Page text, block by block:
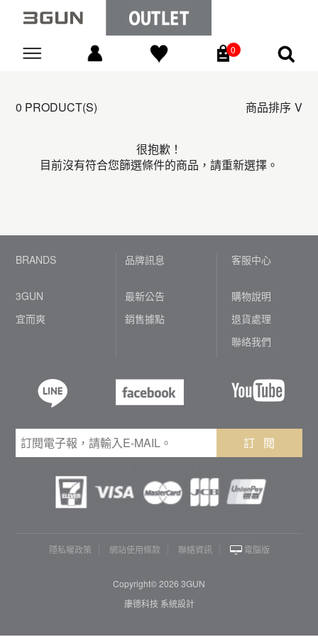
0
0 PRODUCT(S) 商品排序
很抱歉！
目前沒有符合您篩選條件的商品，請重新選擇。
BRANDS
3GUN
宜而爽
品牌訊息
最新公告
銷售據點
客服中心
購物說明
退貨處理
聯絡我們
訂 閱
隱私權政策 網站使用條款 聯絡資訊 電腦版
Copyright© 2026 3GUN
康德科技 系統設計